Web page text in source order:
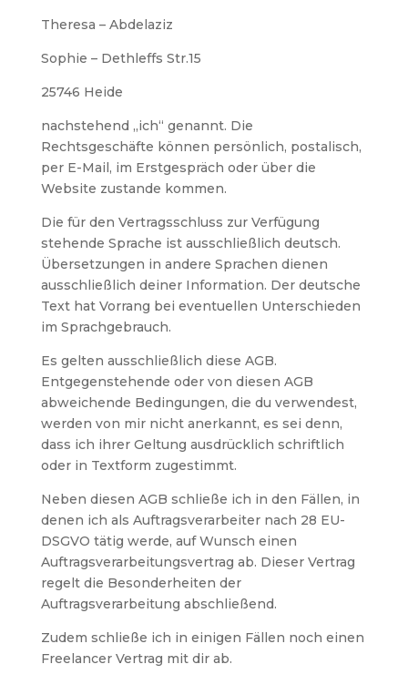
Theresa – Abdelaziz
Sophie – Dethleffs Str.15
25746 Heide
nachstehend „ich“ genannt. Die
Rechtsgeschäfte können persönlich, postalisch,
per E-Mail, im Erstgespräch oder über die
Website zustande kommen.
Die für den Vertragsschluss zur Verfügung
stehende Sprache ist ausschließlich deutsch.
Übersetzungen in andere Sprachen dienen
ausschließlich deiner Information. Der deutsche
Text hat Vorrang bei eventuellen Unterschieden
im Sprachgebrauch.
Es gelten ausschließlich diese AGB.
Entgegenstehende oder von diesen AGB
abweichende Bedingungen, die du verwendest,
werden von mir nicht anerkannt, es sei denn,
dass ich ihrer Geltung ausdrücklich schriftlich
oder in Textform zugestimmt.
Neben diesen AGB schließe ich in den Fällen, in
denen ich als Auftragsverarbeiter nach 28 EU-
DSGVO tätig werde, auf Wunsch einen
Auftragsverarbeitungsvertrag ab. Dieser Vertrag
regelt die Besonderheiten der
Auftragsverarbeitung abschließend.
Zudem schließe ich in einigen Fällen noch einen
Freelancer Vertrag mit dir ab.